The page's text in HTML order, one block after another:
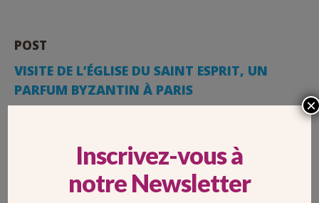
POST
VISITE DE L’ÉGLISE DU SAINT ESPRIT, UN
PARFUM BYZANTIN À PARIS
Inscrivez-vous à
notre Newsletter
×